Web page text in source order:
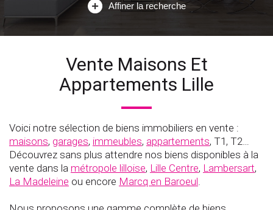
Affiner la recherche
Vente Maisons Et
Appartements Lille
Voici notre sélection de biens immobiliers en vente :
maisons, garages, immeubles, appartements, T1, T2…
Découvrez sans plus attendre nos biens disponibles à la
vente dans la métropole lilloise, Lille Centre, Lambersart,
La Madeleine ou encore Marcq en Baroeul.